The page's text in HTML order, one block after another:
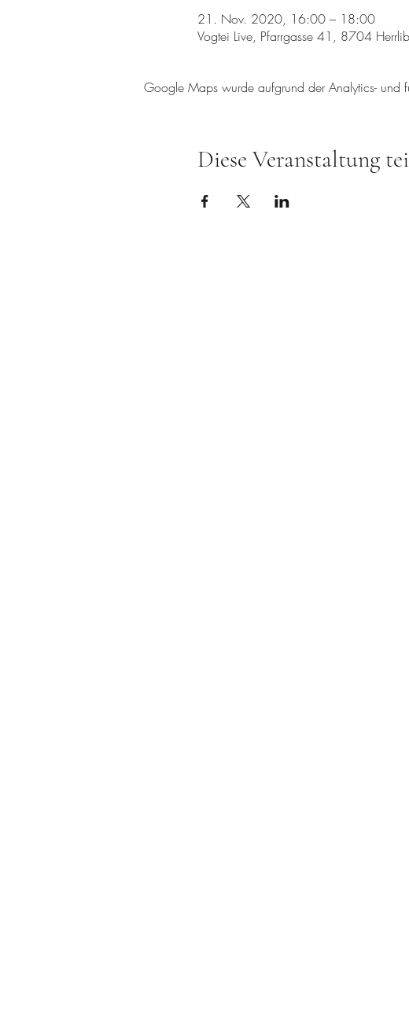
21. Nov. 2020, 16:00 – 18:00
Vogtei Live, Pfarrgasse 41, 8704
Google Maps wurde aufgrund der Analytics- und
Diese Veranstaltung